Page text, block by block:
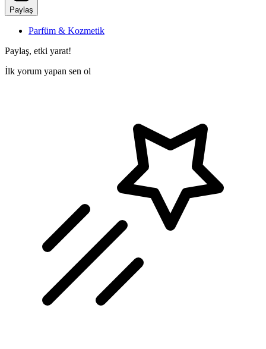
Paylaş
Parfüm & Kozmetik
Paylaş, etki yarat!
İlk yorum yapan sen ol